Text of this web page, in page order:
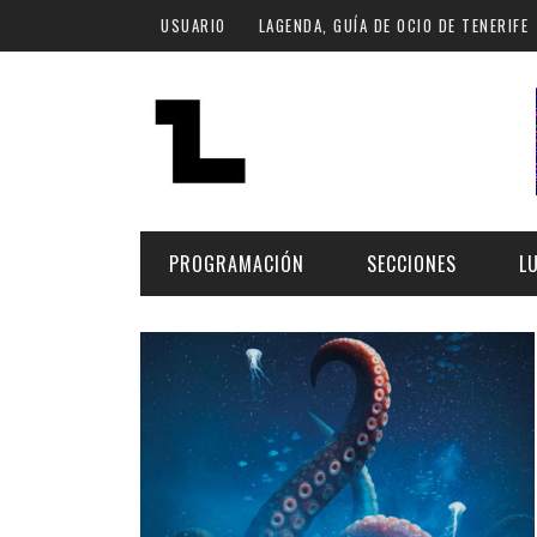
Pasar al contenido principal
USUARIO LAGENDA, GUÍA DE OCIO DE TENERIFE
PROGRAMACIÓN
FECHA
Hoy
Plan Finde
SECCIONES
MÚSICA
ESCÉNICAS
CULTURA
GASTRONOMÍA